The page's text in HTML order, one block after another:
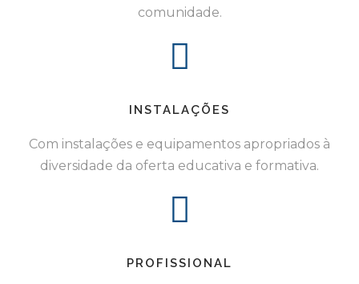
comunidade.
INSTALAÇÕES
Com instalações e equipamentos apropriados à
diversidade da oferta educativa e formativa.
PROFISSIONAL